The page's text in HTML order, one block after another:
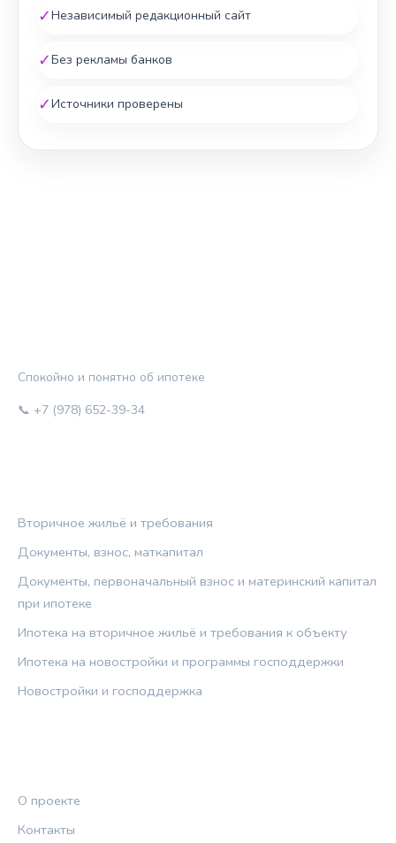
✓Независимый редакционный сайт
✓Без рекламы банков
✓Источники проверены
Спокойно и понятно об ипотеке
📞 +7 (978) 652-39-34
Вторичное жильё и требования
Документы, взнос, маткапитал
Документы, первоначальный взнос и материнский капитал
при ипотеке
Ипотека на вторичное жильё и требования к объекту
Ипотека на новостройки и программы господдержки
Новостройки и господдержка
О проекте
Контакты